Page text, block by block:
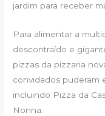
jardim para receber
Para alimentar a
descontraído e
pizzas da pizzaria
convidados puderam
incluindo Pizza da
Nonna.